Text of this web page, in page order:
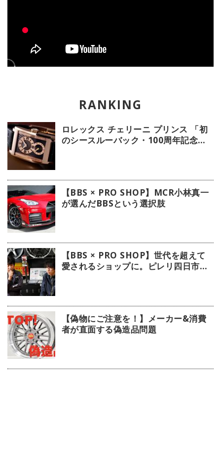
ロレックス チェリーニ プリンス 「初
のシースルーバック・100周年記念モ
【BBS × PRO SHOP】MCR小林真一
が選んだBBSという選択肢
【BBS × PRO SHOP】世代を超えて
愛されるショップに。ピレリ四日市タ
【偽物にご注意を！】メーカー&消費
者が直面する偽造品問題